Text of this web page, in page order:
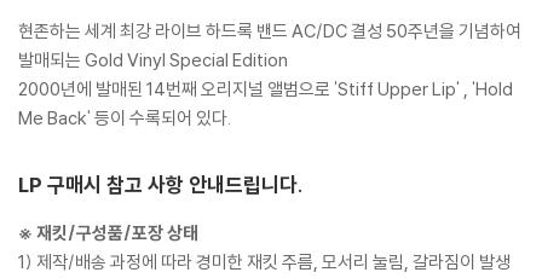
현존하는 세계 최강 라이브 하드록 밴드 AC/DC 결성 50주년을 기념하여
발매되는 Gold Vinyl Special Edition
2000년에 발매된 14번째 오리지널 앨범으로 'Stiff Upper Lip' , 'Hold
Me Back' 등이 수록되어 있다.
LP 구매시 참고 사항 안내드립니다.
※ 재킷/구성품/포장 상태
1) 제작/배송 과정에 따라 경미한 재킷 주름, 모서리 눌림, 갈라짐이 발생